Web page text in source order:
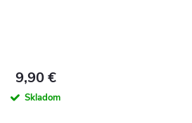
9,90 €
Skladom